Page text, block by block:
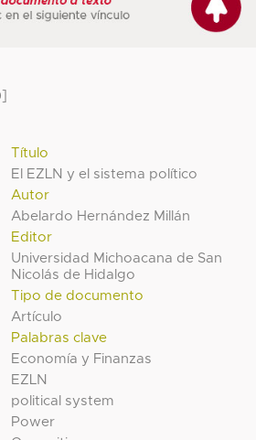
Título
El EZLN y el sistema político
Autor
Abelardo Hernández Millán
Editor
Universidad Michoacana de San
Nicolás de Hidalgo
Tipo de documento
Artículo
Palabras clave
Economía y Finanzas
EZLN
political system
Power